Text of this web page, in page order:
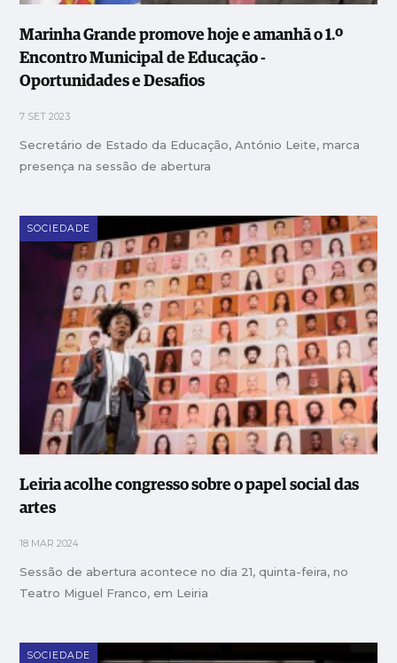
Marinha Grande promove hoje e amanhã o 1.º
Encontro Municipal de Educação -
Oportunidades e Desafios
7 SET 2023
Secretário de Estado da Educação, António Leite, marca
presença na sessão de abertura
SOCIEDADE
Leiria acolhe congresso sobre o papel social das
artes
18 MAR 2024
Sessão de abertura acontece no dia 21, quinta-feira, no
Teatro Miguel Franco, em Leiria
SOCIEDADE